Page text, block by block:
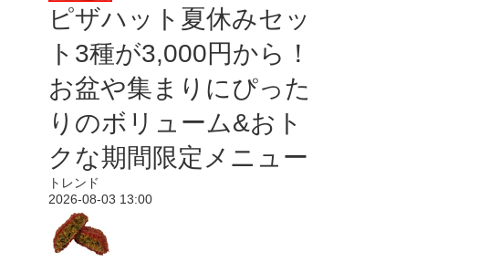
ピザハット夏休みセッ
ト3種が3,000円から！
お盆や集まりにぴった
りのボリューム&おト
クな期間限定メニュー
トレンド
2026-08-03 13:00